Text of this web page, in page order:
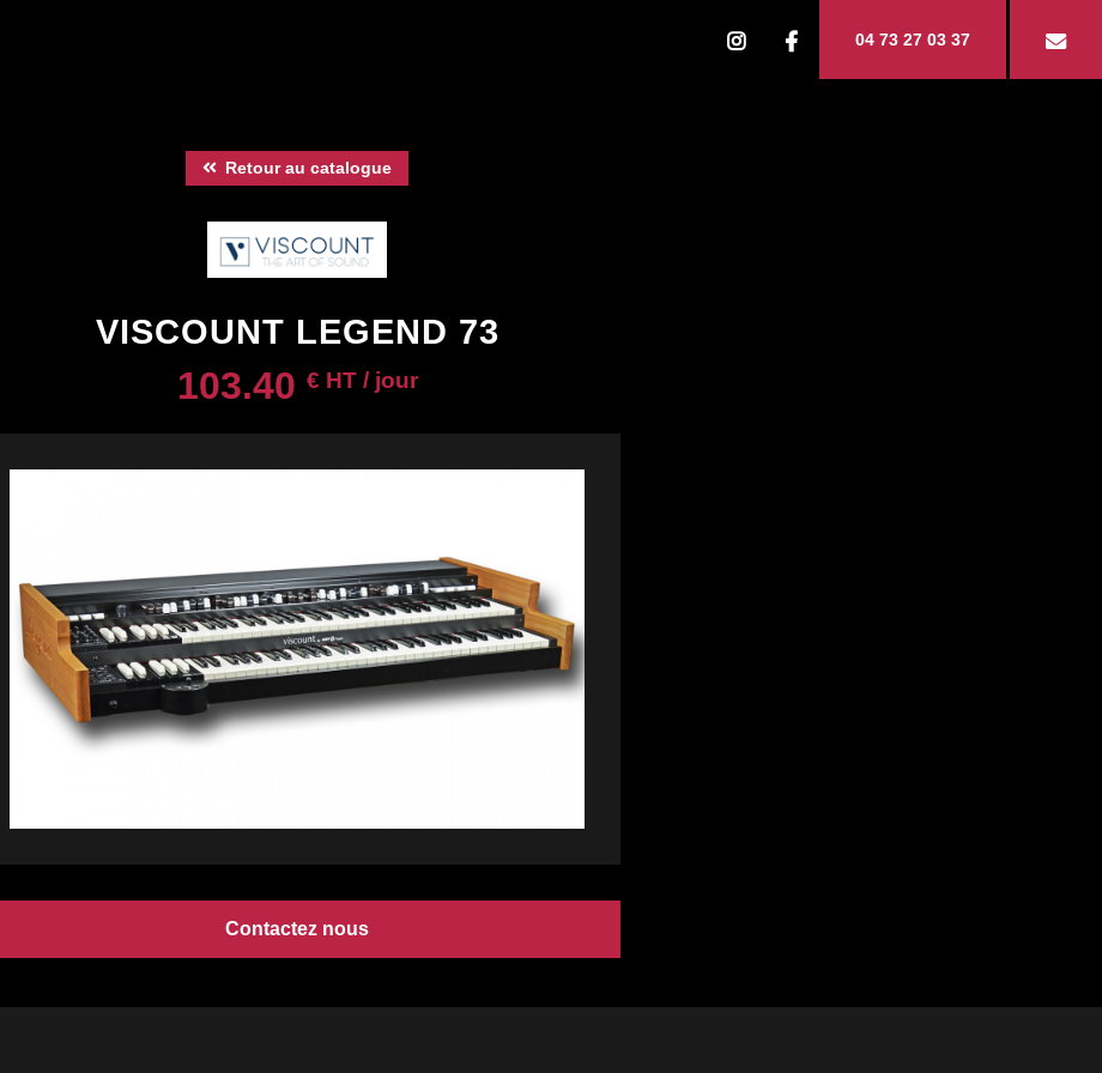
04 73 27 03 37
Retour au catalogue
VISCOUNT LEGEND 73
103.40 € HT / jour
Contactez nous